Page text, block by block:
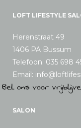
LOFT LIFESTYLE
Herenstraat 49
1406 PA Bussum
Telefoon: 035 698
Email:
SALON